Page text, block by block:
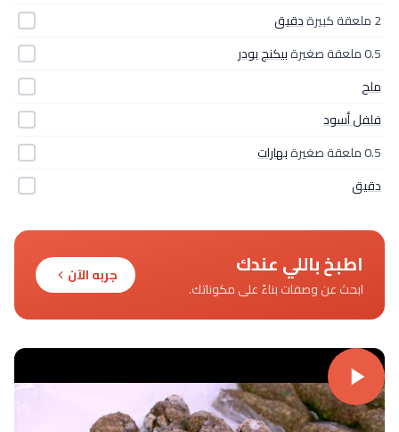
2 ملعقة كبيرة
دقيق
0.5 ملعقة صغيرة
بيكنج بودر
ملح
فلفل أسود
0.5 ملعقة صغيرة
بهارات
دقيق
اطبخ باللي عندك
ابحث عن وصفات بناءً على مكوناتك.
جربه الآن